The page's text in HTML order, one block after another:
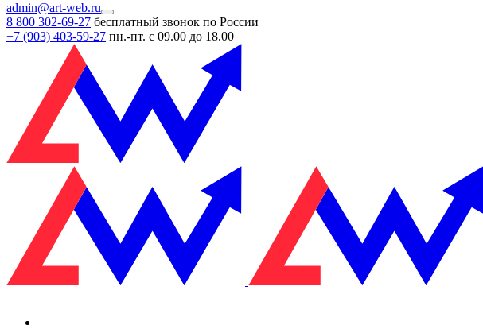
admin@art-web.ru
8 800 302-69-27 бесплатный звонок по России
+7 (903) 403-59-27 пн.-пт. с 09.00 до 18.00